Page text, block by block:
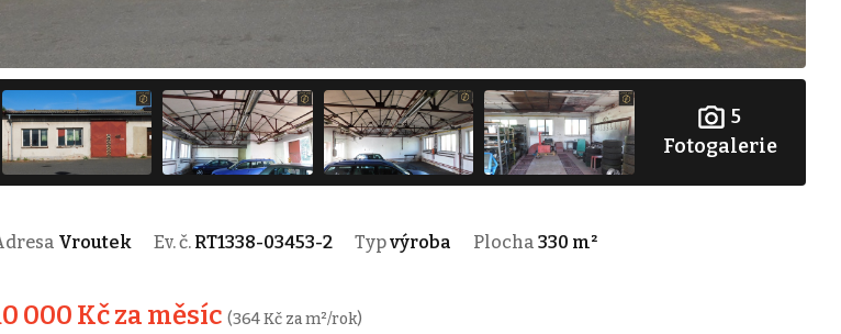
5
Fotogalerie
Vroutek Ev. č. RT1338-03453-2 Typvýroba Plocha 330 m²
000 Kč za měsíc (364 Kč za m²/rok)